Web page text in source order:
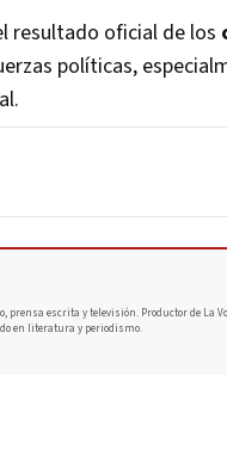
resultado oficial de los
políticas,
prensa escrita y televisión. Productor de La
en literatura y periodismo.